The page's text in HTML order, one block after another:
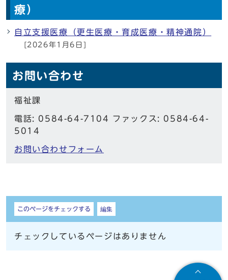
療）
自立支援医療（更生医療・育成医療・精神通院）
[2026年1月6日]
お問い合わせ
福祉課
電話: 0584-64-7104 ファックス: 0584-64-
5014
お問い合わせフォーム
しおり
このページをチェックする 編集
チェックしているページはありません